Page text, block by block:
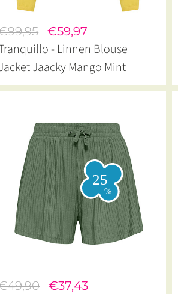
€59,97
- Linnen Blouse
Jaacky Mango Mint
€37,43